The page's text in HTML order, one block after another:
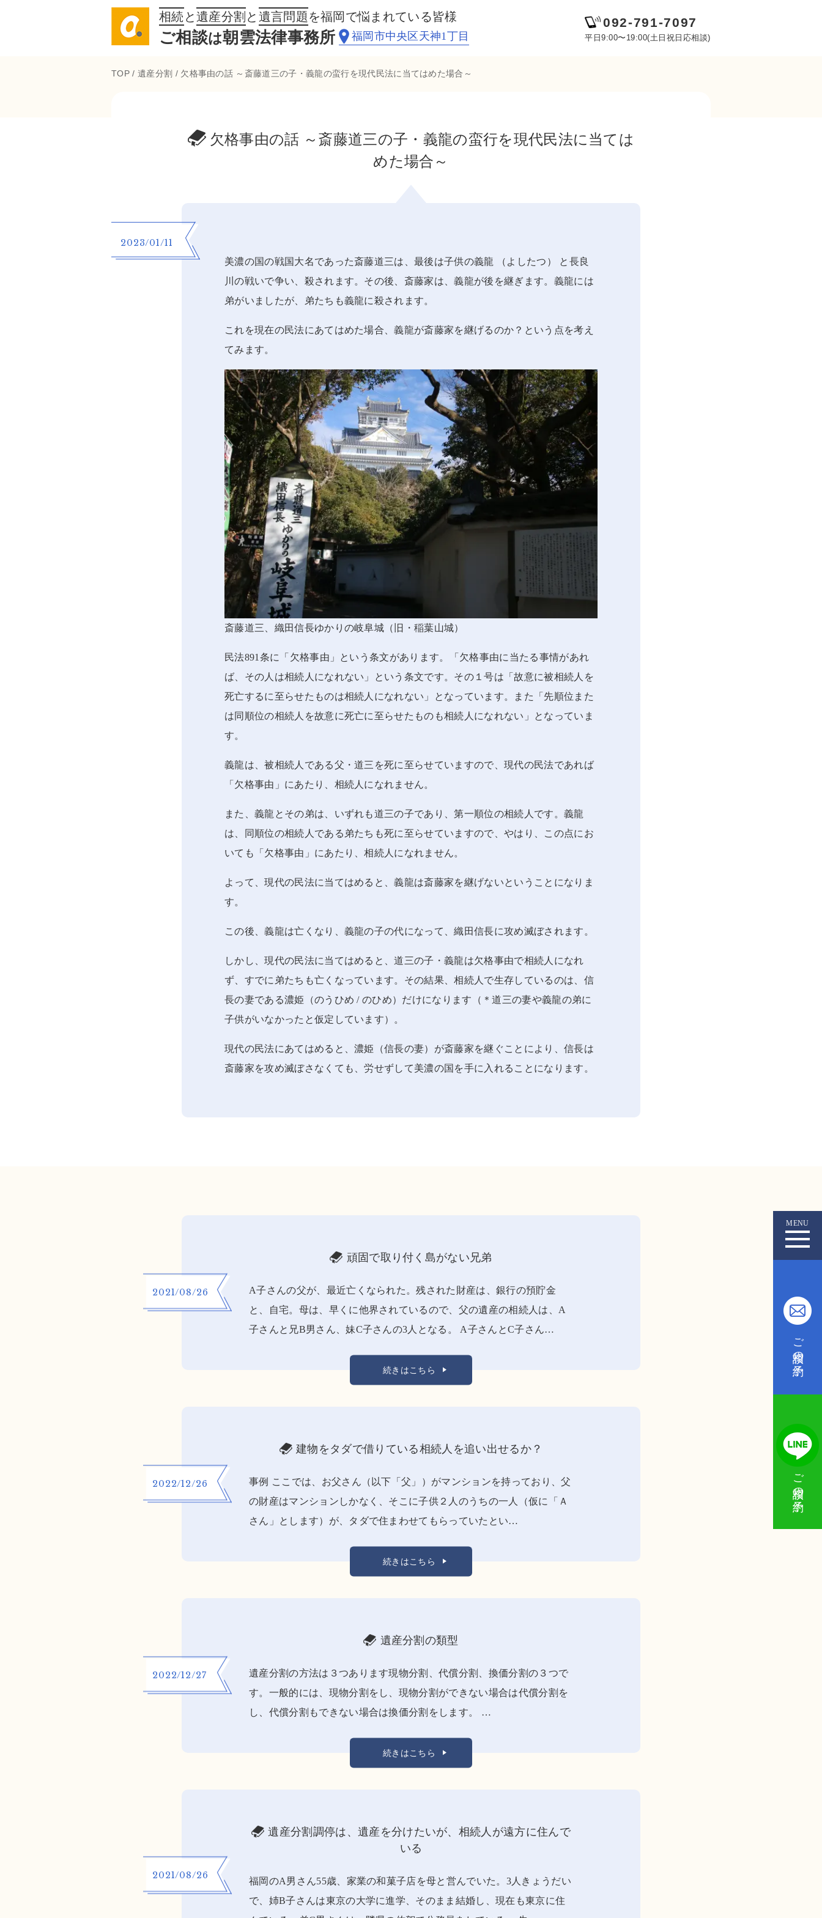
相続 と遺産分割 と 遺言問題を福岡で悩まれている皆様
ご相談は朝雲法律事務所 福岡市中央区天神1丁目
092-791-7097
平日9:00〜19:00(土日祝日応相談)
MENU
ご相談の予約
ご相談の予約
TOP/ 遺産分割 / 欠格事由の話 ～斎藤道三の子・義龍の蛮行を現代民法に当てはめた場合～
欠格事由の話 ～斎藤道三の子・義龍の蛮行を現代民法に当ては
めた場合～
2023/01/11
美濃の国の戦国大名であった斎藤道三は、最後は子供の義龍 （よしたつ） と長良
川の戦いで争い、殺されます。その後、斎藤家は、義龍が後を継ぎます。義龍には
弟がいましたが、弟たちも義龍に殺されます。
これを現在の民法にあてはめた場合、義龍が斎藤家を継げるのか？という点を考え
てみます。
斎藤道三、織田信長ゆかりの岐阜城（旧・稲葉山城）
民法891条に「欠格事由」という条文があります。「欠格事由に当たる事情があれ
ば、その人は相続人になれない」という条文です。その１号は「故意に被相続人を
死亡するに至らせたものは相続人になれない」となっています。また「先順位また
は同順位の相続人を故意に死亡に至らせたものも相続人になれない」となっていま
す。
義龍は、被相続人である父・道三を死に至らせていますので、現代の民法であれば
「欠格事由」にあたり、相続人になれません。
また、義龍とその弟は、いずれも道三の子であり、第一順位の相続人です。義龍
は、同順位の相続人である弟たちも死に至らせていますので、やはり、この点にお
いても「欠格事由」にあたり、相続人になれません。
よって、現代の民法に当てはめると、義龍は斎藤家を継げないということになりま
す。
この後、義龍は亡くなり、義龍の子の代になって、織田信長に攻め滅ぼされます。
しかし、現代の民法に当てはめると、道三の子・義龍は欠格事由で相続人になれ
ず、すでに弟たちも亡くなっています。その結果、相続人で生存しているのは、信
長の妻である濃姫（のうひめ / のひめ）だけになります（＊道三の妻や義龍の弟に
子供がいなかったと仮定しています）。
現代の民法にあてはめると、濃姫（信長の妻）が斎藤家を継ぐことにより、信長は
斎藤家を攻め滅ぼさなくても、労せずして美濃の国を手に入れることになります。
頑固で取り付く島がない兄弟
2021/08/26
A子さんの父が、最近亡くなられた。残された財産は、銀行の預貯金
と、自宅。母は、早くに他界されているので、父の遺産の相続人は、A
子さんと兄B男さん、妹C子さんの3人となる。 A子さんとC子さん…
続きはこちら
建物をタダで借りている相続人を追い出せるか？
2022/12/26
事例 ここでは、お父さん（以下「父」）がマンションを持っており、父
の財産はマンションしかなく、そこに子供２人のうちの一人（仮に「Ａ
さん」とします）が、タダで住まわせてもらっていたとい…
続きはこちら
遺産分割の類型
2022/12/27
遺産分割の方法は３つあります現物分割、代償分割、換価分割の３つで
す。一般的には、現物分割をし、現物分割ができない場合は代償分割を
し、代償分割もできない場合は換価分割をします。 …
続きはこちら
遺産分割調停は、遺産を分けたいが、相続人が遠方に住んで
いる
2021/08/26
福岡のA男さん55歳、家業の和菓子店を母と営んでいた。3人きょうだい
で、姉B子さんは東京の大学に進学、そのまま結婚し、現在も東京に住